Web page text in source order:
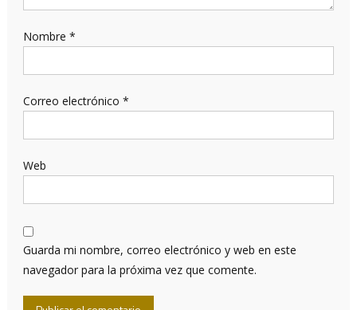
Nombre *
Correo electrónico *
Web
Guarda mi nombre, correo electrónico y web en este
navegador para la próxima vez que comente.